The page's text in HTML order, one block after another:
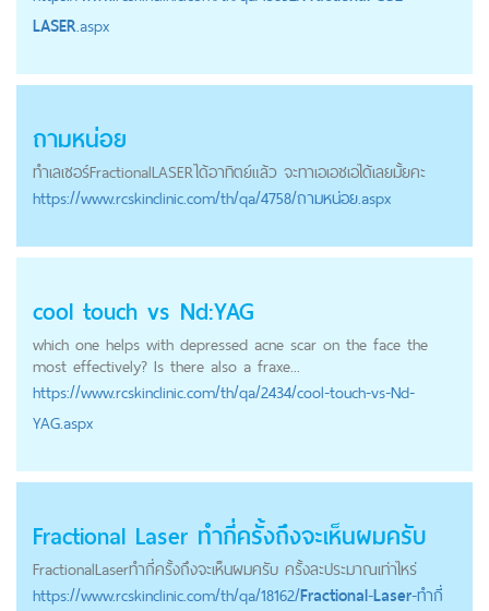
LASER.aspx
ถามหน่อย
ทำเลเซอร์FractionalLASERได้อาทิตย์แล้ว จะทาเอเอชเอได้เลยมั้ยคะ
https://www.rcskinclinic.com/th/qa/4758/ถามหน่อย.aspx
cool touch vs Nd:YAG
which one helps with depressed acne scar on the face the
most effectively? Is there also a fraxe...
https://www.rcskinclinic.com/th/qa/2434/cool-touch-vs-Nd-
YAG.aspx
Fractional Laser ทำกี่ครั้งถึงจะเห็นผมครับ
FractionalLaserทำกี่ครั้งถึงจะเห็นผมครับ ครั้งละประมาณเท่าไหร่
https://www.rcskinclinic.com/th/qa/18162/Fractional-Laser-ทำกี่